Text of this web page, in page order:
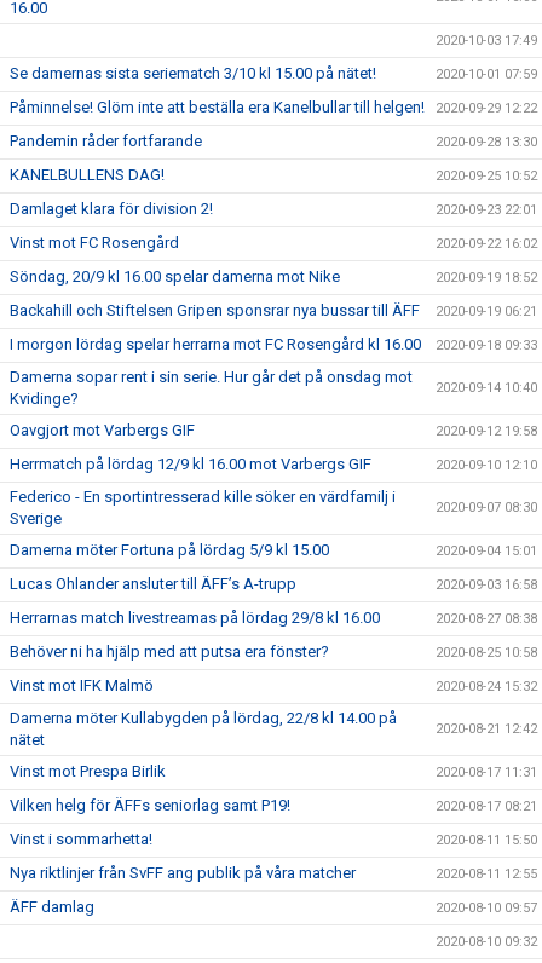
16.00
2020-10-03 17:49
Se damernas sista seriematch 3/10 kl 15.00 på nätet! 2020-10-01 07:59
Påminnelse! Glöm inte att beställa era Kanelbullar till helgen! 2020-09-29 12:22
Pandemin råder fortfarande 2020-09-28 13:30
KANELBULLENS DAG! 2020-09-25 10:52
Damlaget klara för division 2! 2020-09-23 22:01
Vinst mot FC Rosengård 2020-09-22 16:02
Söndag, 20/9 kl 16.00 spelar damerna mot Nike 2020-09-19 18:52
Backahill och Stiftelsen Gripen sponsrar nya bussar till ÄFF 2020-09-19 06:21
I morgon lördag spelar herrarna mot FC Rosengård kl 16.00 2020-09-18 09:33
Damerna sopar rent i sin serie. Hur går det på onsdag mot
Kvidinge?
2020-09-14 10:40
Oavgjort mot Varbergs GIF 2020-09-12 19:58
Herrmatch på lördag 12/9 kl 16.00 mot Varbergs GIF 2020-09-10 12:10
Federico - En sportintresserad kille söker en värdfamilj i
Sverige
2020-09-07 08:30
Damerna möter Fortuna på lördag 5/9 kl 15.00 2020-09-04 15:01
Lucas Ohlander ansluter till ÄFF’s A-trupp 2020-09-03 16:58
Herrarnas match livestreamas på lördag 29/8 kl 16.00 2020-08-27 08:38
Behöver ni ha hjälp med att putsa era fönster? 2020-08-25 10:58
Vinst mot IFK Malmö 2020-08-24 15:32
Damerna möter Kullabygden på lördag, 22/8 kl 14.00 på
nätet
2020-08-21 12:42
Vinst mot Prespa Birlik 2020-08-17 11:31
Vilken helg för ÄFFs seniorlag samt P19! 2020-08-17 08:21
Vinst i sommarhetta! 2020-08-11 15:50
Nya riktlinjer från SvFF ang publik på våra matcher 2020-08-11 12:55
ÄFF damlag 2020-08-10 09:57
2020-08-10 09:32